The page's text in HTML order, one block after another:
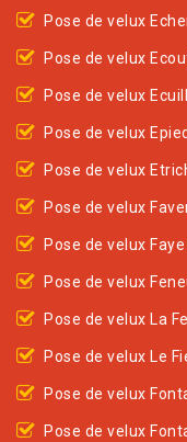
Pose de velux
Pose de velux
Pose de velux
Pose de velux
Pose de velux
Pose de velux
Pose de velux
Pose de velux
Pose de velux La
Pose de velux Le
Pose de velux
Pose de velux